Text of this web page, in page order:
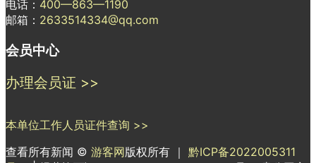
电话： 400—863—1190
邮箱： 2633514334@qq.com
会员中心
办理会员证 >>
本单位工作人员证件查询 >>
查看所有新闻 © 游客网版权所有 ｜ 黔ICP备2022005311